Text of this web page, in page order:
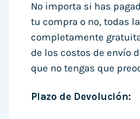
No importa si has
tu compra o no, todas
completamente
de los costos de envío
que no tengas que
Plazo de Devolución: